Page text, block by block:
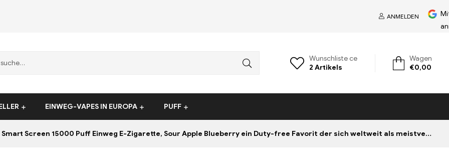
ANMELDEN
Wunschliste ce
2 Artikels
Wagen
€0,00
EINWEG-VAPES IN EUROPA PUFF
Screen 15000 Puff Einweg E-Zigarette, Sour Apple Blueberry ein Duty-free Favorit der sich weltweit als meistverkauft etabliert hat